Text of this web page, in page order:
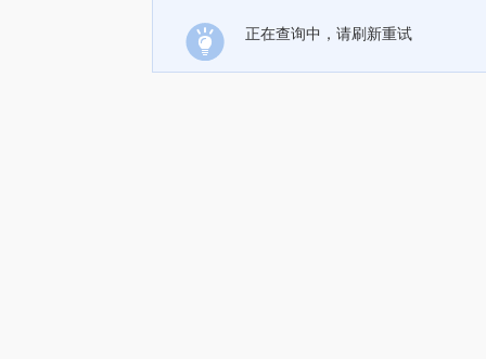
正在查询中，请刷新重试